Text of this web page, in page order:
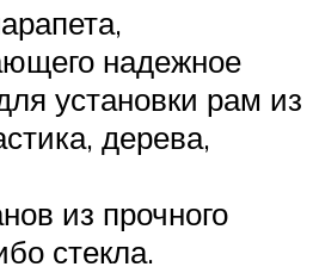
надежное
установки рам из
дерева,
из прочного
стекла.